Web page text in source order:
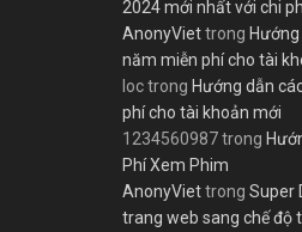
2024 mới nhất với chi
AnonyViettrong Hướng
năm miễn phí cho tài
loctrong Hướng dẫn
phí cho tài khoản mới
1234560987trong
Phí Xem Phim
AnonyViettrong Super
trang web sang chế độ